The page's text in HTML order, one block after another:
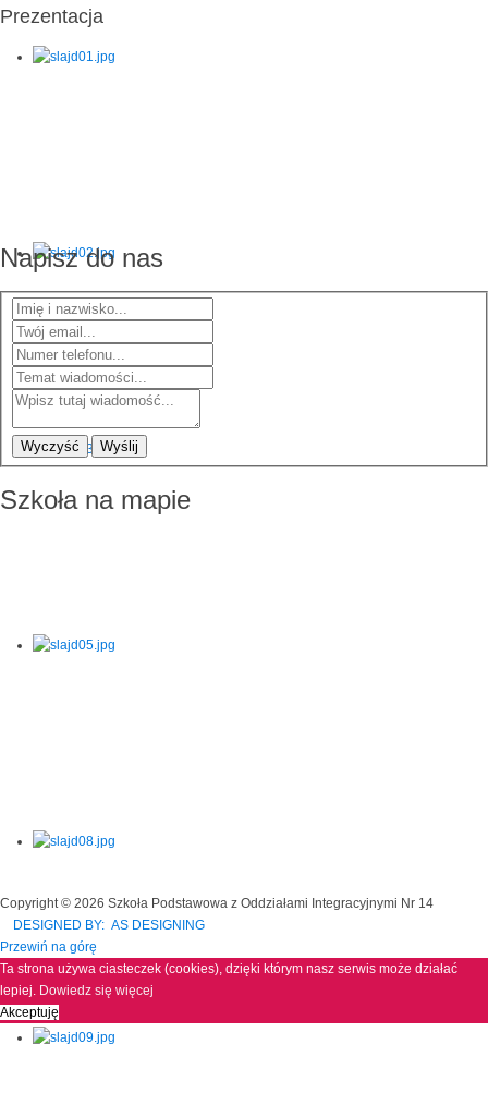
Prezentacja
Napisz do nas
Wyczyść Wyślij
Szkoła na mapie
Copyright © 2026 Szkoła Podstawowa z Oddziałami Integracyjnymi Nr 14
DESIGNED BY: AS DESIGNING
Przewiń na górę
Ta strona używa ciasteczek (cookies), dzięki którym nasz serwis może działać
lepiej. Dowiedz się więcej
Akceptuję